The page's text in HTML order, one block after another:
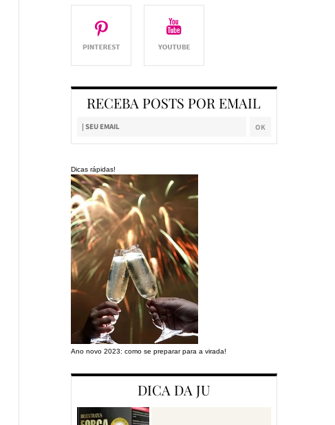
RECEBA POSTS POR EMAIL
Dicas rápidas!
Ano novo 2023: como se preparar para a virada!
DICA DA JU